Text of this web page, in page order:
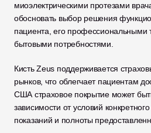
миоэлектрическими протезами
обосновать выбор решения
пациента, его профессиональными
бытовыми потребностями.
Кисть Zeus поддерживается
рынков, что облегчает пациентам
США страховое покрытие может
зависимости от условий
показаний и полноты